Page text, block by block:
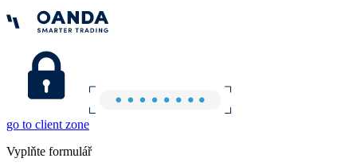
go to client zone
Vyplňte formulář